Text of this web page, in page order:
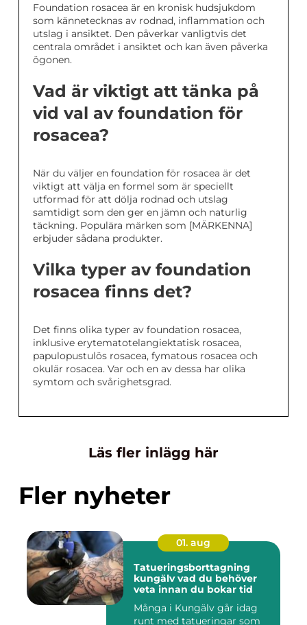
Foundation rosacea är en kronisk hudsjukdom
som kännetecknas av rodnad, inflammation och
utslag i ansiktet. Den påverkar vanligtvis det
centrala området i ansiktet och kan även påverka
ögonen.
Vad är viktigt att tänka på
vid val av foundation för
rosacea?
När du väljer en foundation för rosacea är det
viktigt att välja en formel som är speciellt
utformad för att dölja rodnad och utslag
samtidigt som den ger en jämn och naturlig
täckning. Populära märken som [MÄRKENNA]
erbjuder sådana produkter.
Vilka typer av foundation
rosacea finns det?
Det finns olika typer av foundation rosacea,
inklusive erytematotelangiektatisk rosacea,
papulopustulös rosacea, fymatous rosacea och
okulär rosacea. Var och en av dessa har olika
symtom och svårighetsgrad.
Läs fler inlägg här
Fler nyheter
01. aug
Tatueringsborttagning
kungälv vad du behöver
veta innan du bokar tid
Många i Kungälv går idag
runt med tatueringar som